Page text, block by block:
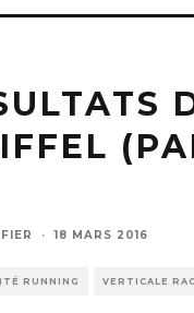
· 18 MARS 2016
RUNNING VERTICALE